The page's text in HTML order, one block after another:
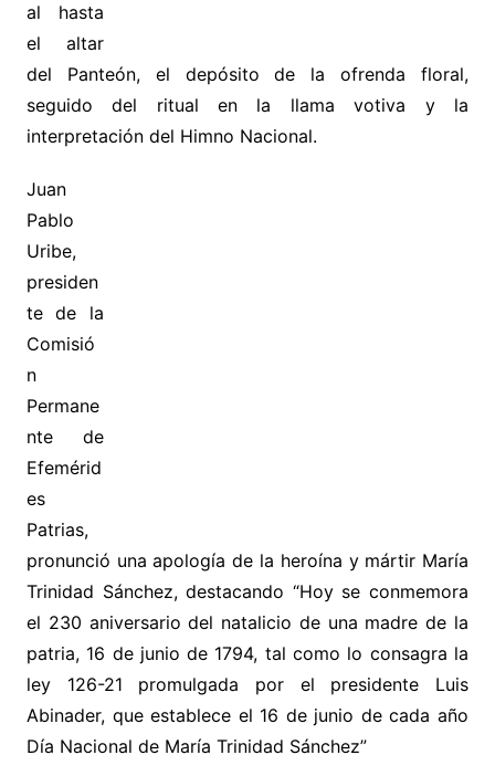
al hasta
el altar
del Panteón, el depósito de la ofrenda floral,
seguido del ritual en la llama votiva y la
interpretación del Himno Nacional.
Juan
Pablo
Uribe,
presiden
te de la
Comisió
n
Permane
nte de
Efemérid
es
Patrias,
pronunció una apología de la heroína y mártir María
Trinidad Sánchez, destacando “Hoy se conmemora
el 230 aniversario del natalicio de una madre de la
patria, 16 de junio de 1794, tal como lo consagra la
ley 126-21 promulgada por el presidente Luis
Abinader, que establece el 16 de junio de cada año
Día Nacional de María Trinidad Sánchez”